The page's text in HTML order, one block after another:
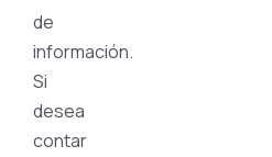
de
información.
Si
desea
contar